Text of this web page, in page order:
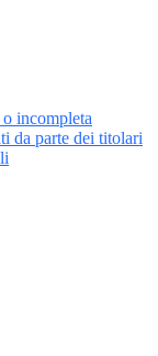
incompleta
da parte dei titolari